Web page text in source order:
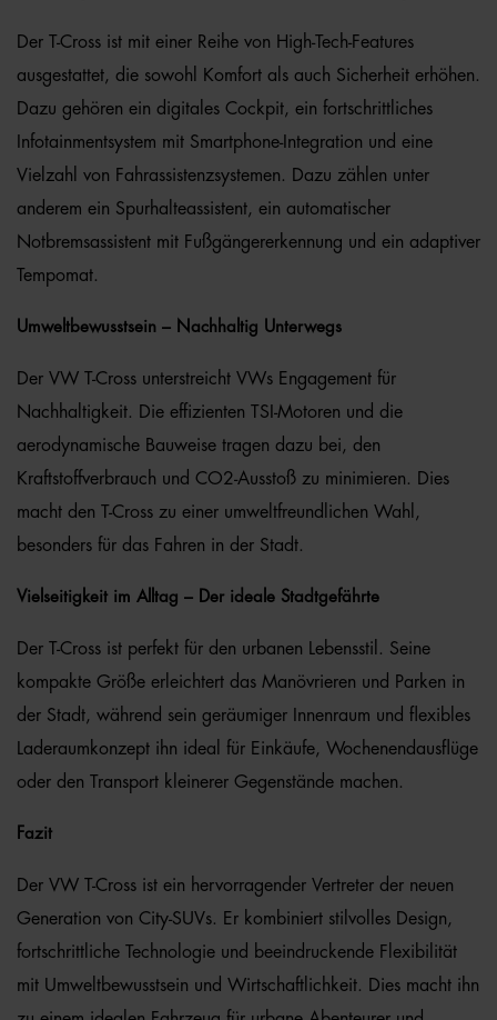
Der T-Cross ist mit einer Reihe von High-Tech-Features
ausgestattet, die sowohl Komfort als auch Sicherheit erhöhen.
Dazu gehören ein digitales Cockpit, ein fortschrittliches
Infotainmentsystem mit Smartphone-Integration und eine
Vielzahl von Fahrassistenzsystemen. Dazu zählen unter
anderem ein Spurhalteassistent, ein automatischer
Notbremsassistent mit Fußgängererkennung und ein adaptiver
Tempomat.
Umweltbewusstsein – Nachhaltig Unterwegs
Der VW T-Cross unterstreicht VWs Engagement für
Nachhaltigkeit. Die effizienten TSI-Motoren und die
aerodynamische Bauweise tragen dazu bei, den
Kraftstoffverbrauch und CO2-Ausstoß zu minimieren. Dies
macht den T-Cross zu einer umweltfreundlichen Wahl,
besonders für das Fahren in der Stadt.
Vielseitigkeit im Alltag – Der ideale Stadtgefährte
Der T-Cross ist perfekt für den urbanen Lebensstil. Seine
kompakte Größe erleichtert das Manövrieren und Parken in
der Stadt, während sein geräumiger Innenraum und flexibles
Laderaumkonzept ihn ideal für Einkäufe, Wochenendausflüge
oder den Transport kleinerer Gegenstände machen.
Fazit
Der VW T-Cross ist ein hervorragender Vertreter der neuen
Generation von City-SUVs. Er kombiniert stilvolles Design,
fortschrittliche Technologie und beeindruckende Flexibilität
mit Umweltbewusstsein und Wirtschaftlichkeit. Dies macht ihn